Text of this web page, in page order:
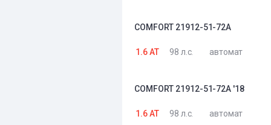
COMFORT 21912-51-72A
1.6 AT 98 л.с. автомат
COMFORT 21912-51-72A '18
1.6 AT 98 л.с. автомат